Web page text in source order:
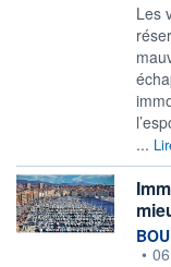
Les
...
•